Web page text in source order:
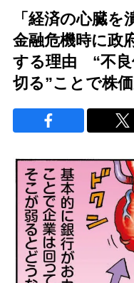
「経済の心臓を
金融危機時に政
する理由 “不良
切る”ことで株